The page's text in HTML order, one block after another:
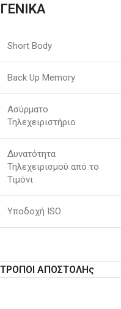
ΓΕΝΙΚΑ
Short Body
Back Up Memory
Ασύρματο
Τηλεχειριστήριο
Δυνατότητα
Τηλεχειρισμού από το
Τιμόνι
Υποδοχή ISO
ΤΡΟΠΟΙ ΑΠΟΣΤΟΛΗς